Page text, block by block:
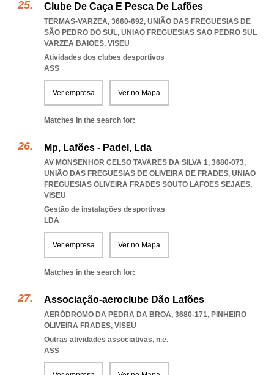
Clube De Caça E Pesca De Lafões
TERMAS-VARZEA, 3660-692, UNIÃO DAS FREGUESIAS DE
SÃO PEDRO DO SUL, UNIAO FREGUESIAS SAO PEDRO SUL
VARZEA BAIOES, VISEU
Atividades dos clubes desportivos
ASS
Ver empresa Ver no Mapa
Matches in the search for:
Mp, Lafões - Padel, Lda
AV MONSENHOR CELSO TAVARES DA SILVA 1, 3680-073,
UNIÃO DAS FREGUESIAS DE OLIVEIRA DE FRADES, UNIAO
FREGUESIAS OLIVEIRA FRADES SOUTO LAFOES SEJAES,
VISEU
Gestão de instalações desportivas
LDA
Ver empresa Ver no Mapa
Matches in the search for:
Associação-aeroclube Dão Lafões
AERÓDROMO DA PEDRA DA BROA, 3680-171, PINHEIRO
OLIVEIRA FRADES, VISEU
Outras atividades associativas, n.e.
ASS